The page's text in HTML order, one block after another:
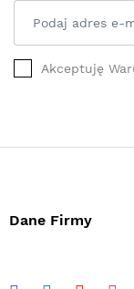
Akceptuję
Dane Firmy